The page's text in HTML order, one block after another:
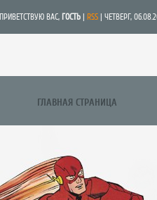
ПРИВЕТСТВУЮ ВАС, ГОСТЬ RSS | ЧЕТВЕРГ,
ГЛАВНАЯ СТРАНИЦА